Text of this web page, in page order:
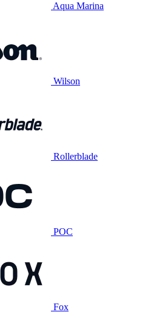
Aqua Marina
Wilson
Rollerblade
POC
Fox